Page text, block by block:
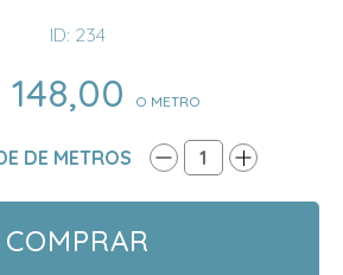
ID: 234
148,00 O METRO
DE METROS 1
COMPRAR